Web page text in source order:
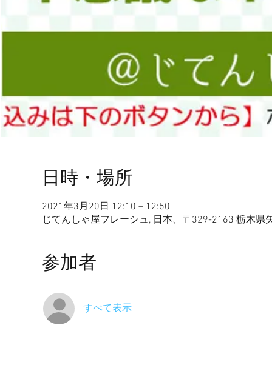
日時・場所
2021年3月20日 12:10 – 12:50
じてんしゃ屋フレーシュ, 日本、〒329-2163 栃木県
参加者
すべて表示